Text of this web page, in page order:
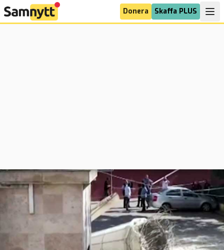
Donera Skaffa PLUS